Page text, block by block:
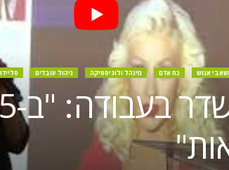
אנוש כח אדם מינהל ולוגיסטיקה ניהול עובדים